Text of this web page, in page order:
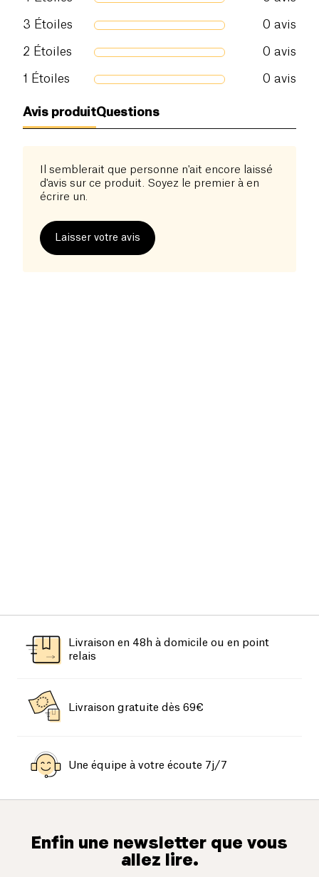
parfaitement à une alimentation équilibrée dès 12
mois. Les ingrédients sont soigneusement
sélectionnés pour garantir leur qualité et leur
3 Étoiles 0 avis
2 Étoiles 0 avis
1 Étoiles 0 avis
Avis produitQuestions
Il semblerait que personne n'ait encore laissé
d'avis sur ce produit. Soyez le premier à en
écrire un.
Laisser votre avis
Livraison en 48h à domicile ou en point
relais
Livraison gratuite dès 69€
Une équipe à votre écoute 7j/7
Enfin une newsletter que vous
allez lire.